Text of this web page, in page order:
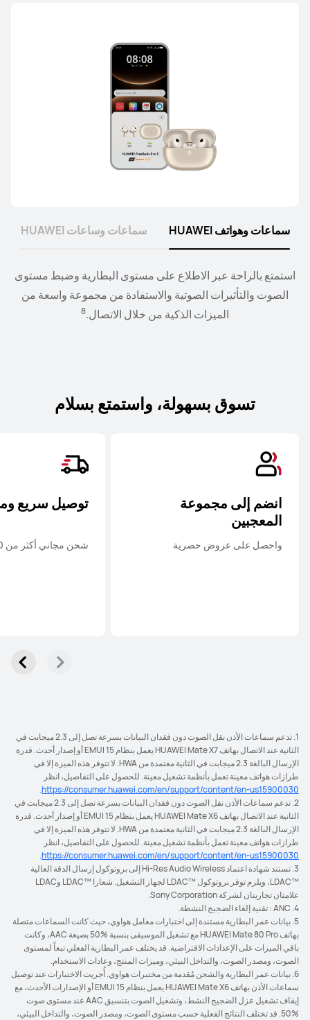
استمتع بالراحة عبر الاطلاع على مستوى البطارية وضبط مستوى
الصوت والتأثيرات الصوتية والاستفادة من مجموعة واسعة من
الميزات الذكية من خلال الاتصال.8
وصّل الساعة بسماعات الأذن أو مكبرات الصوت، وتحكم في
التشغيل ومستوى الصوت من معصمك.9
سماعات وهواتف HUAWEI سماعات وساعات HUAWEI
تسوق بسهولة، واستمتع بسلام
انضم إلى مجموعة
المعجبين
واحصل على عروض حصرية
توصيل سريع
شحن مجاني أكثر من 20 د.ك
1. تدعم سماعات الأذن نقل الصوت دون فقدان البيانات بسرعة تصل إلى 2.3 ميجابت في
الثانية عند الاتصال بهاتف HUAWEI Mate X7 يعمل بنظام EMUI 15 أو إصدار أحدث. قدرة
الإرسال البالغة 2.3 ميجابت في الثانية معتمدة من HWA. لا تتوفر هذه الميزة إلا في
طرازات هواتف معينة تعمل بأنظمة تشغيل معينة. للحصول على التفاصيل، انظر
https://consumer.huawei.com/en/support/content/en-us15900030
.
2. تدعم سماعات الأذن نقل الصوت دون فقدان البيانات بسرعة تصل إلى 2.3 ميجابت في
الثانية عند الاتصال بهاتف HUAWEI Mate X6 يعمل بنظام EMUI 15 أو إصدار أحدث. قدرة
الإرسال البالغة 2.3 ميجابت في الثانية معتمدة من HWA. لا تتوفر هذه الميزة إلا في
طرازات هواتف معينة تعمل بأنظمة تشغيل معينة. للحصول على التفاصيل، انظر
https://consumer.huawei.com/en/support/content/en-us15900030
.
3. تستند شهادة اعتماد Hi-Res Audio Wireless إلى بروتوكول إرسال الدقة العالية
LDAC™‎، ويلزم توفر بروتوكول LDAC™‎ لجهاز التشغيل. شعارا LDAC™‎ وLDAC
علامتان تجاريتان لشركة Sony Corporation.
4. ANC : تقنية إلغاء الضجيج النشطة.
5. بيانات عمر البطارية مستندة إلى اختبارات معامل هواوي، حيث كانت السماعات متصلة
بهاتف HUAWEI Mate 80 Pro مع تشغيل الموسيقى بنسبة ‎50%‎ بصيغة AAC، وكانت
باقي الميزات على الإعدادات الافتراضية. قد يختلف عمر البطارية الفعلي تبعاً لمستوى
الصوت، ومصدر الصوت، والتداخل البيئي، وميزات المنتج، وعادات الاستخدام.
6. بيانات عمر البطارية والشحن مُقدمة من مختبرات هواوي. أُجريت الاختبارات عند توصيل
سماعات الأذن بهاتف HUAWEI Mate X6 يعمل بنظام EMUI 15 أو الإصدارات الأحدث، مع
إيقاف تشغيل عزل الضجيج النشط، وتشغيل الصوت بتنسيق AAC عند مستوى صوت
‎50%‎. قد تختلف النتائج الفعلية حسب مستوى الصوت، ومصدر الصوت، والتداخل البيئي،